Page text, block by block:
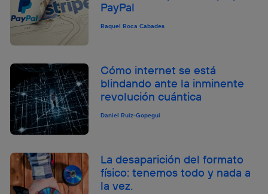
PayPal
Raquel Roca Cabades
Cómo internet se está
blindando ante la inminente
revolución cuántica
Daniel Ruiz-Gopegui
La desaparición del formato
físico: tenemos todo y nada a
la vez.